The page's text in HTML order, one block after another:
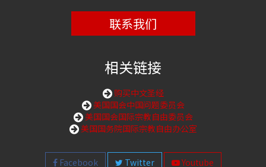
联系我们
相关链接
购买中文圣经
美国国会中国问题委员会
美国国会国际宗教自由委员会
美国国务院国际宗教自由办公室
Facebook Twitter Youtube